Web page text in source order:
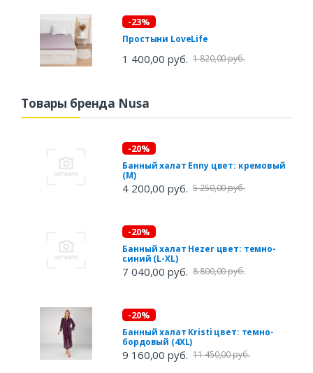
-23%
Простыни LoveLife
1 400,00 руб. 1 820,00 руб.
Товары бренда Nusa
-20%
Банный халат Enny цвет: кремовый
(M)
4 200,00 руб. 5 250,00 руб.
-20%
Банный халат Hezer цвет: темно-
синий (L-XL)
7 040,00 руб. 8 800,00 руб.
-20%
Банный халат Kristi цвет: темно-
бордовый (4XL)
9 160,00 руб. 11 450,00 руб.